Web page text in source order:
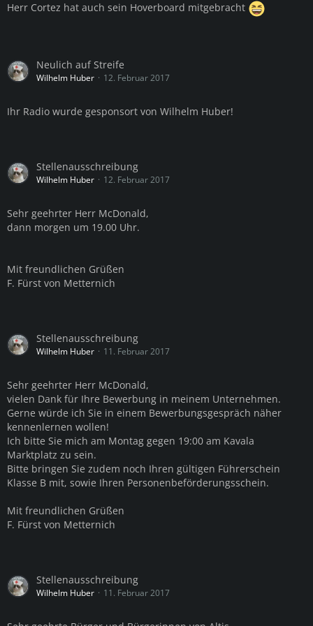
Herr Cortez hat auch sein Hoverboard mitgebracht
Neulich auf Streife
Wilhelm Huber 12. Februar 2017
Ihr Radio wurde gesponsort von Wilhelm Huber!
Stellenausschreibung
Wilhelm Huber 12. Februar 2017
Sehr geehrter Herr McDonald,
dann morgen um 19.00 Uhr.
Mit freundlichen Grüßen
F. Fürst von Metternich
Stellenausschreibung
Wilhelm Huber 11. Februar 2017
Sehr geehrter Herr McDonald,
vielen Dank für Ihre Bewerbung in meinem Unternehmen.
Gerne würde ich Sie in einem Bewerbungsgespräch näher
kennenlernen wollen!
Ich bitte Sie mich am Montag gegen 19:00 am Kavala
Marktplatz zu sein.
Bitte bringen Sie zudem noch Ihren gültigen Führerschein
Klasse B mit, sowie Ihren Personenbeförderungsschein.
Mit freundlichen Grüßen
F. Fürst von Metternich
Stellenausschreibung
Wilhelm Huber 11. Februar 2017